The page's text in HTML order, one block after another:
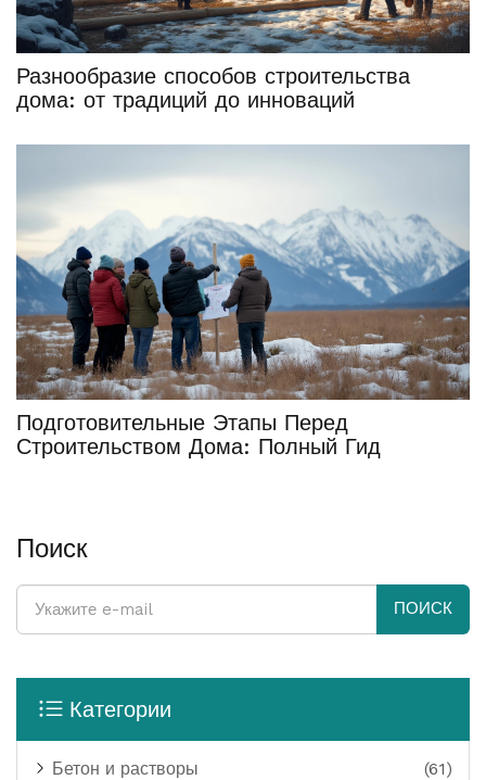
Разнообразие способов строительства
дома: от традиций до инноваций
Подготовительные Этапы Перед
Строительством Дома: Полный Гид
Поиск
ПОИСК
Категории
Бетон и растворы (61)